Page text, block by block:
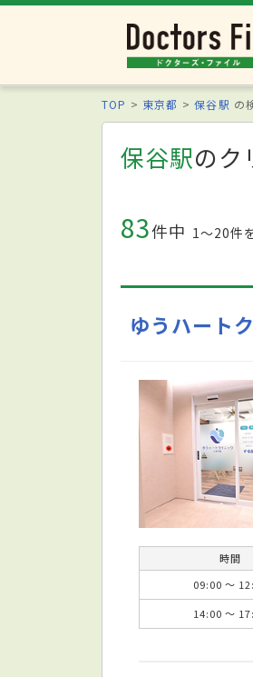
TOP 東京都 保谷駅 の
保谷駅のク
83件中 1〜20件
ゆうハート
時間
09:00 ～
14:00 ～